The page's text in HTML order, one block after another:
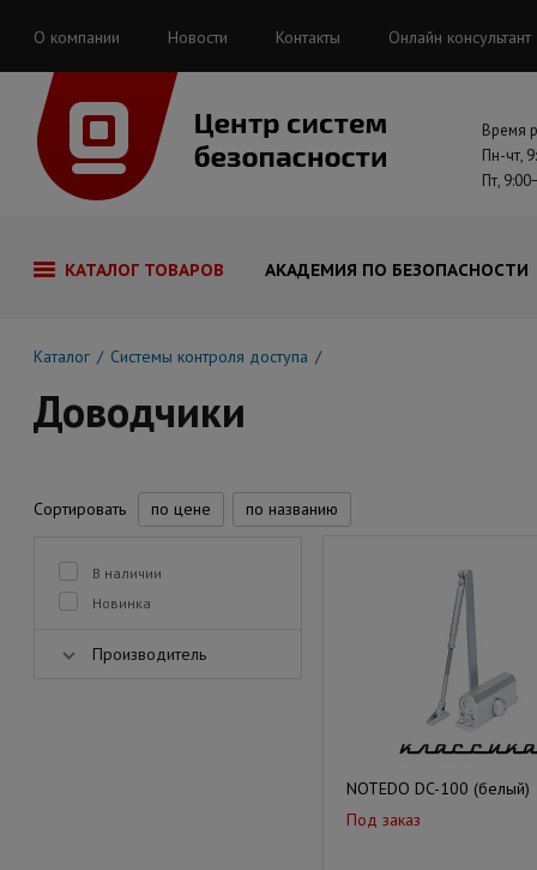
О компании Новости Контакты Онлайн консультант
Время
Пн-чт,
Пт,
КАТАЛОГ ТОВАРОВ АКАДЕМИЯ ПО БЕЗОПАСНОСТИ
Каталог Системы контроля доступа
Доводчики
Сортировать по цене по названию
В наличии
Новинка
Производитель
NOTEDO DC-100 (белый)
Под заказ